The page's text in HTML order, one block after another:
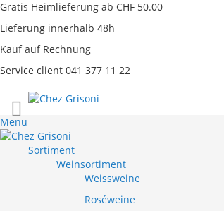
Gratis Heimlieferung ab CHF 50.00
Lieferung innerhalb 48h
Kauf auf Rechnung
Service client 041 377 11 22
Menü
Sortiment
Weinsortiment
Weissweine
Roséweine